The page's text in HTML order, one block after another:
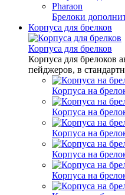
Брелоки
Корпуса для брелков
Корпуса для брелков
Корпуса для брелоков
пейджеров, в
Корпуса на
Корпуса на
Корпуса на
Корпуса на
Корпуса на